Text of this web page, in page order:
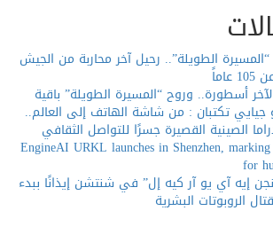
الطويلة”.. رحيل آخر محاربة من الجيش
أسطورة.. وروح “المسيرة الطويلة” باقية
تكتبان : من شاشة الهاتف إلى العالم..
القصيرة جسرًا للتواصل الثقافي
EngineAI URKL launches in Shenzhen,
آي يو آر كيه إل” في شنتشن إيذانًا ببدء
الروبوتات البشرية